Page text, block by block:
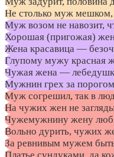
Не столько муж мешком,
Муж возом не навозит,
Хорошая (пригожая)
Жена красавица —
Глупому мужу красная
Чужая жена —
Мужнин грех за порогом
Муж согрешил, так в
На чужих жен не
Чужемужнину жену
Вольно дурить, чужих
За ревнивым мужем